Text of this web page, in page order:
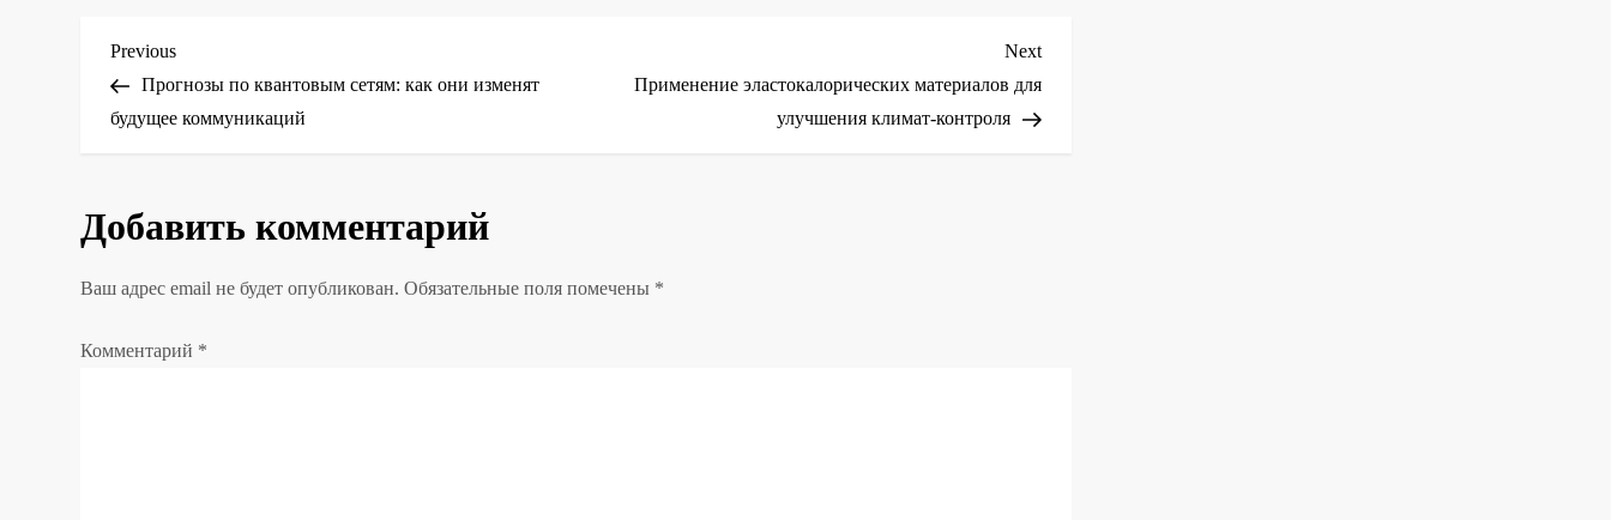
Н
а
и
г
а
Previous
Post
Previous
Прогнозы по квантовым сетям: как они изменят
будущее коммуникаций
Next
Post
Next
Применение эластокалорических материалов для
улучшения климат-контроля
Добавить комментарий
Ваш адрес email не будет опубликован. Обязательные поля помечены *
Комментарий *